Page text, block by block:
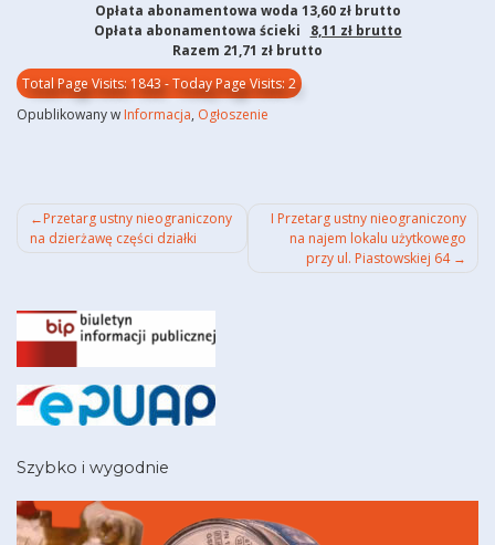
Opłata abonamentowa woda 13,60 zł brutto
Opłata abonamentowa ścieki 8,11 zł brutto
Razem 21,71 zł brutto
Total Page Visits: 1843 - Today Page Visits: 2
Opublikowany w Informacja, Ogłoszenie
Nawigacja
wpisu
Przetarg ustny nieograniczony
na dzierżawę części działki
I Przetarg ustny nieograniczony
na najem lokalu użytkowego
przy ul. Piastowskiej 64
Szybko i wygodnie